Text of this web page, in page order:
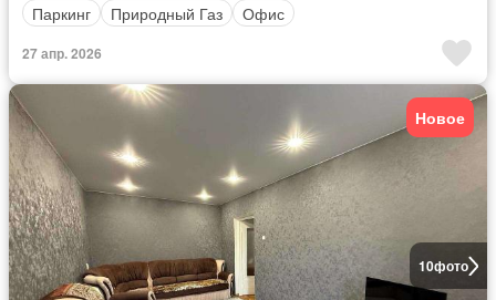
Паркинг
Природный Газ Офис
27 апр. 2026
10фото
Новое